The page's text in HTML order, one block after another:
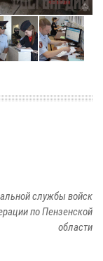
службы войск
по Пензенской
области